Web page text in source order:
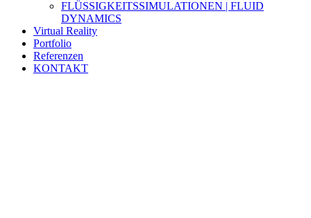
FLÜSSIGKEITSSIMULATIONEN | FLUID
DYNAMICS
Virtual Reality
Portfolio
Referenzen
KONTAKT